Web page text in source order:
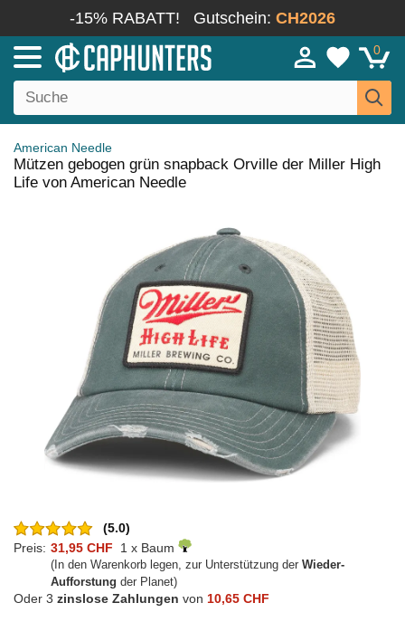
-15% RABATT! Gutschein: CH2026
0
American Needle
Mützen gebogen grün snapback Orville der Miller High
Life von American Needle
(5.0)
Preis: 31,95 CHF 1 x Baum
(In den Warenkorb legen, zur Unterstützung der Wieder-
Aufforstung der Planet)
Oder 3 zinslose Zahlungen von 10,65 CHF